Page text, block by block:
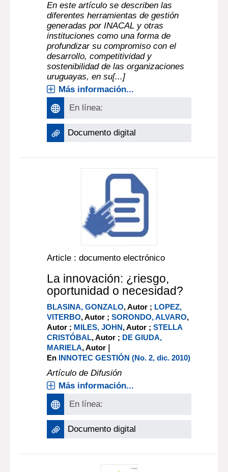
En este artículo se describen las
diferentes herramientas de gestión
generadas por INACAL y otras
instituciones como una forma de
profundizar su compromiso con el
desarrollo, competitividad y
sostenibilidad de las organizaciones
uruguayas, en su[...]
Más información...
En línea:
Documento digital
Article : documento electrónico
La innovación: ¿riesgo,
oportunidad o necesidad?
BLASINA, GONZALO, Autor ; LOPEZ,
VITERBO, Autor ;SORONDO, ALVARO,
Autor ; MILES, JOHN, Autor ;STELLA
CRISTÓBAL, Autor ; DE GIUDA,
MARIELA, Autor |
En INNOTEC GESTIÓN (No. 2, dic. 2010)
Artículo de Difusión
Más información...
En línea:
Documento digital